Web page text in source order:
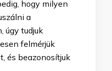
hogy milyen
a
úgy tudjuk
felmérjük
és beazonosítjuk